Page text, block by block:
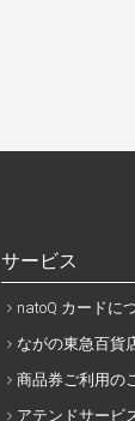
サービス
natoQ カードに
ながの東急百貨
商品券ご利用の
アテンドサービ